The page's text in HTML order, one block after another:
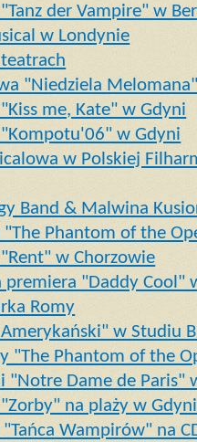
der Vampire" w
w Londynie
"Niedziela
me, Kate" w Gdyni
w Gdyni
w Polskiej
Band & Malwina
"The Phantom of the
w Chorzowie
premiera "Daddy Cool"
Romy
w Studiu
"The Phantom of the
"Notre Dame de Paris"
na plaży w
Wampirów" na